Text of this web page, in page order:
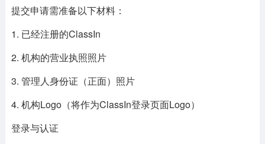
提交申请需准备以下材料：
1. 已经注册的ClassIn
2. 机构的营业执照照片
3. 管理人身份证（正面）照片
4. 机构Logo（将作为ClassIn登录页面Logo）
登录与认证